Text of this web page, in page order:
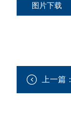
图片下载
上一篇：